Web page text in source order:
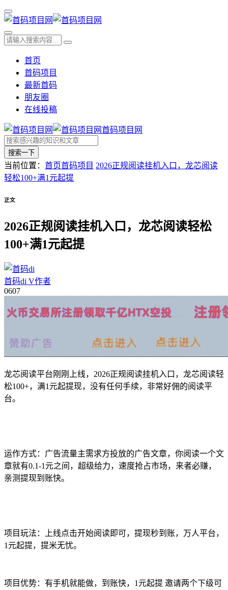
首页
首码项目
最新首码
朋友圈
在线投稿
首码项目网
搜索一下
当前位置： 首页首码项目 2026正规阅读挂机入口，龙芯阅读
轻松100+满1元起提
正文
2026正规阅读挂机入口，龙芯阅读轻松
100+满1元起提
首码di V作者
0607
龙芯阅读平台刚刚上线，2026正规阅读挂机入口，龙芯阅读轻
松100+，满1元起提现，没有任何手续，非常好佣的阅读平
台。
运作方式：广告流量主需求方投放的广告文章，你阅读一个文
章就有0.1-1元之间，超级给力，速度抢占市场，来者必赚，
亲测提现到账快。
项目玩法：上线点击开始阅读即可，提现秒到账，万人平台，
1元起提，提米无忧。
项目优势：有手机就能做，到账快，1元起提 邀请两个下级可